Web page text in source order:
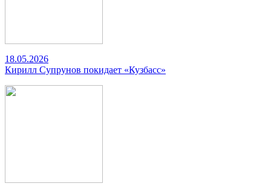
18.05.2026
Кирилл Супрунов покидает «Кузбасс»